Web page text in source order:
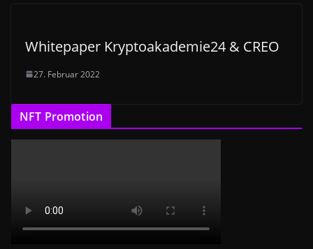
Whitepaper Kryptoakademie24 & CREO
27. Februar 2022
NFT Promotion